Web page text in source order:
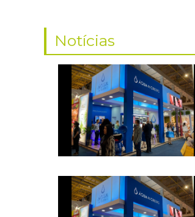
Notícias